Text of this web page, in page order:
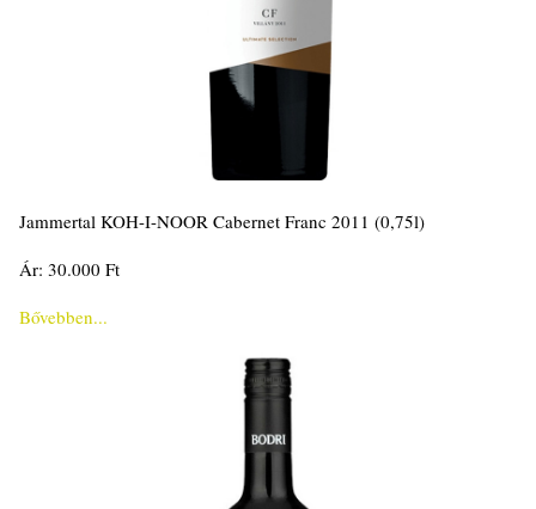
Jammertal KOH-I-NOOR Cabernet Franc 2011 (0,75l)
Ár: 30.000 Ft
Bővebben...